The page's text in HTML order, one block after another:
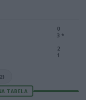
0
3 *
2
1
TABELA